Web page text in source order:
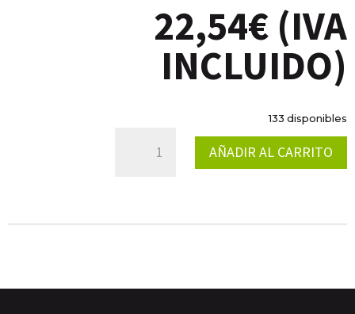
22,54€ (IVA
INCLUIDO)
133 disponibles
REGULACION
AÑADIR AL CARRITO